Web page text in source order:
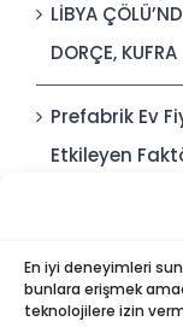
En iyi deneyimleri
bunlara erişmek
teknolojilere izin
LİBYA
DORÇE,
Prefabrik Ev
Etkileyen
Polis
Edilebilir